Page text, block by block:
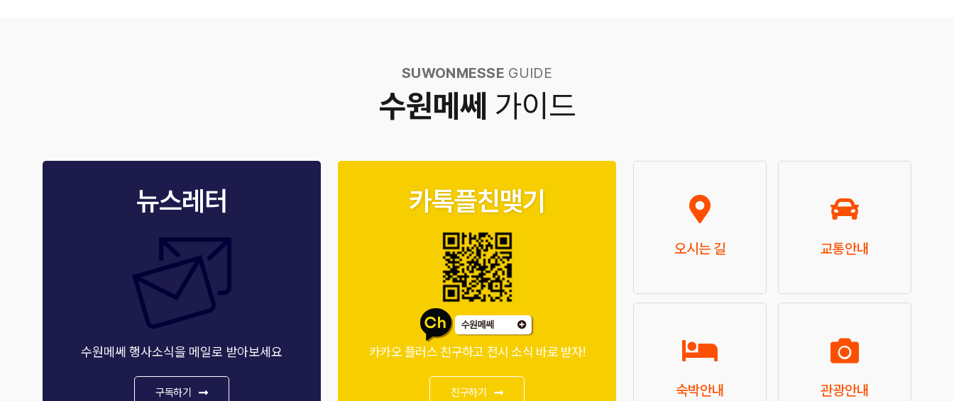
SUWONMESSE GUIDE
수원메쎄 가이드
뉴스레터
수원메쎄 행사소식을 메일로 받아보세요
구독하기
카톡플친맺기
카카오 플러스 친구하고 전시 소식 바로 받자!
친구하기
오시는 길 교통안내
숙박안내 관광안내